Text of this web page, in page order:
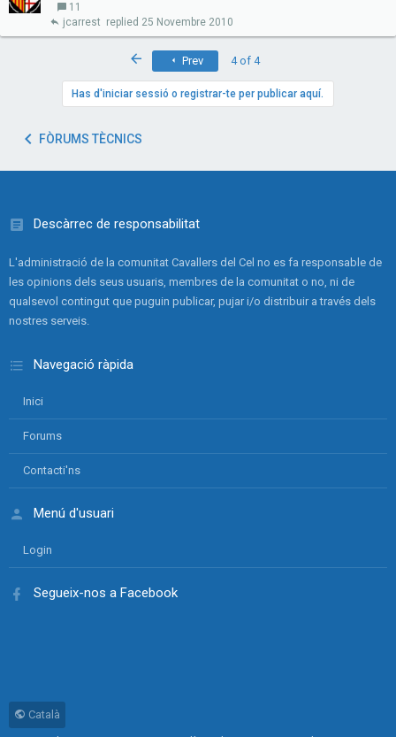
11
25 Novembre 2010
jcarrest
Prev 4 of 4
Has d'iniciar sessió o registrar-te per publicar aquí.
FÒRUMS TÈCNICS
Descàrrec de responsabilitat
L'administració de la comunitat Cavallers del Cel no es fa responsable de
les opinions dels seus usuaris, membres de la comunitat o no, ni de
qualsevol contingut que puguin publicar, pujar i/o distribuir a través dels
nostres serveis.
Navegació ràpida
Inici
Forums
Contacti'ns
Menú d'usuari
Login
Segueix-nos a Facebook
Català